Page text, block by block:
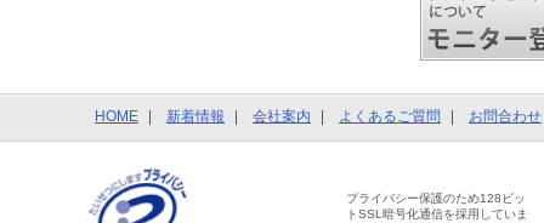
HOME 新着情報 会社案内 よくあるご質問 お問合わせ
プライバシー保護のため128ビッ
トSSL暗号化通信を採用していま